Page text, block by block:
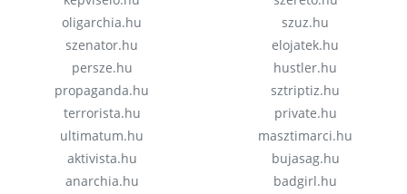
oligarchia.hu
szenator.hu
persze.hu
propaganda.hu
terrorista.hu
ultimatum.hu
aktivista.hu
anarchia.hu
szuz.hu
elojatek.hu
hustler.hu
sztriptiz.hu
private.hu
masztimarci.hu
bujasag.hu
badgirl.hu